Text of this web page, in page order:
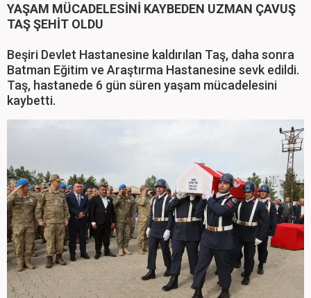
YAŞAM MÜCADELESİNİ KAYBEDEN UZMAN ÇAVUŞ
TAŞ ŞEHİT OLDU
Beşiri Devlet Hastanesine kaldırılan Taş, daha sonra
Batman Eğitim ve Araştırma Hastanesine sevk edildi.
Taş, hastanede 6 gün süren yaşam mücadelesini
kaybetti.